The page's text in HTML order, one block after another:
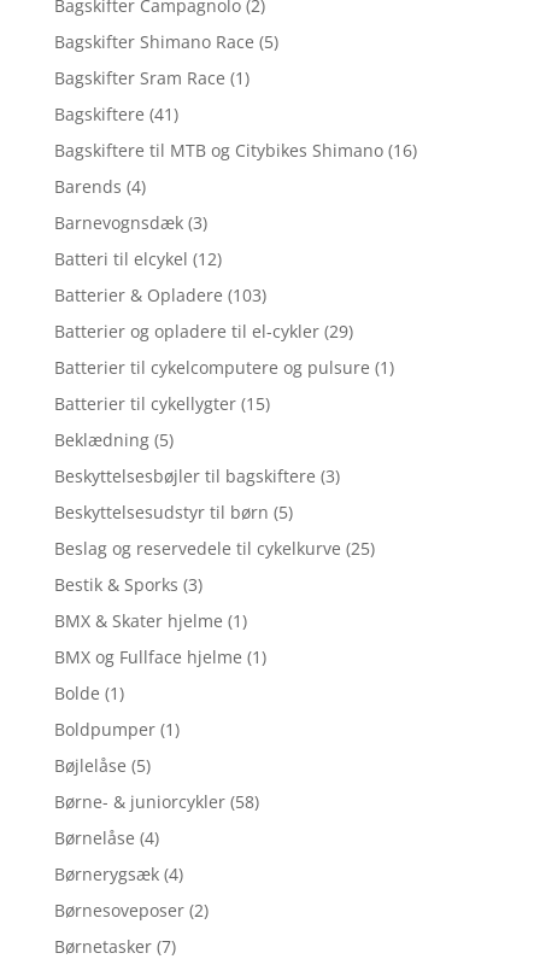
Bagskifter Campagnolo (2)
Bagskifter Shimano Race (5)
Bagskifter Sram Race (1)
Bagskiftere (41)
Bagskiftere til MTB og Citybikes Shimano (16)
Barends (4)
Barnevognsdæk (3)
Batteri til elcykel (12)
Batterier & Opladere (103)
Batterier og opladere til el-cykler (29)
Batterier til cykelcomputere og pulsure (1)
Batterier til cykellygter (15)
Beklædning (5)
Beskyttelsesbøjler til bagskiftere (3)
Beskyttelsesudstyr til børn (5)
Beslag og reservedele til cykelkurve (25)
Bestik & Sporks (3)
BMX & Skater hjelme (1)
BMX og Fullface hjelme (1)
Bolde (1)
Boldpumper (1)
Bøjlelåse (5)
Børne- & juniorcykler (58)
Børnelåse (4)
Børnerygsæk (4)
Børnesoveposer (2)
Børnetasker (7)